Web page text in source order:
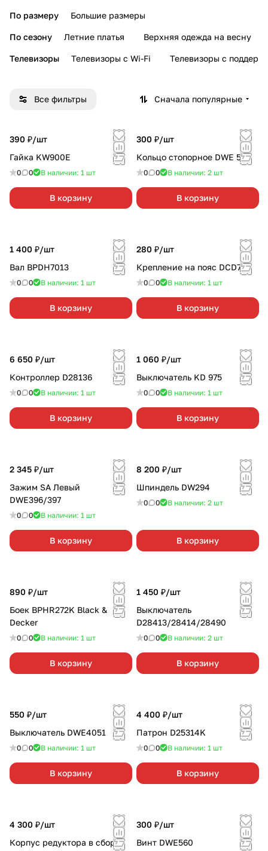
По размеру Большие размеры
По сезону Летние платья Верхняя одежда на весну
Телевизоры Телевизоры с Wi-Fi Телевизоры с
Все фильтры Сначала популярные
390 ₽/шт
Гайка KW900E
0 0 В наличии: 1 шт
В корзину
300 ₽/шт
Кольцо стопорное DWE 560
0 0 В наличии: 2 шт
В корзину
1 400 ₽/шт
Вал BPDH7013
0 0 В наличии: 1 шт
В корзину
280 ₽/шт
Крепление на пояс DCD710
0 0 В наличии: 1 шт
В корзину
6 650 ₽/шт
Контроллер D28136
0 0 В наличии: 1 шт
В корзину
1 060 ₽/шт
Выключатель KD 975
0 0 В наличии: 1 шт
В корзину
2 345 ₽/шт
Зажим SA Левый
DWE396/397
0 0 В наличии: 1 шт
В корзину
8 200 ₽/шт
Шпиндель DW294
0 0 В наличии: 2 шт
В корзину
890 ₽/шт
Боек BPHR272K Black &
Decker
0 0 В наличии: 1 шт
В корзину
1 450 ₽/шт
Выключатель
D28413/28414/28490
0 0 В наличии: 2 шт
В корзину
550 ₽/шт
Выключатель DWE4051
0 0 В наличии: 1 шт
В корзину
4 400 ₽/шт
Патрон D25314K
0 0 В наличии: 1 шт
В корзину
4 300 ₽/шт
Корпус редуктора в сборе
300 ₽/шт
Винт DWE560